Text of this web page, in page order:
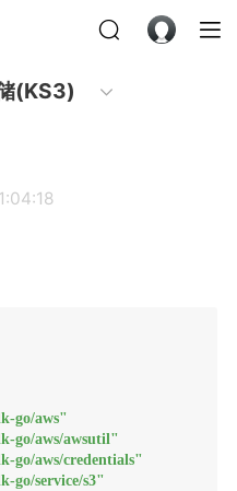
(KS3)
go/aws"
go/aws/awsutil"
go/aws/credentials"
go/service/s3"